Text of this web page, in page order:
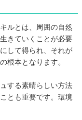
ルとは、周囲の自然
きていくことが必要
して得られ、それが
根本となります。
する素晴らしい方法
とも重要です。環境